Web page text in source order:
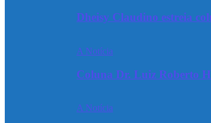
Dheisy Claudino estreia
A Notícia
Coluna Dr. Luiz Roberto
A Notícia